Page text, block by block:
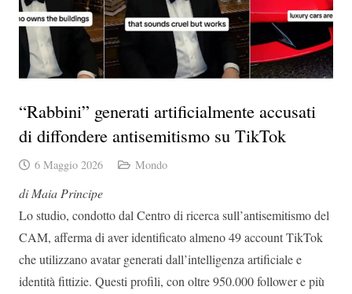
“Rabbini” generati artificialmente accusati
di diffondere antisemitismo su TikTok
6 Maggio 2026 Mondo
di Maia Principe
Lo studio, condotto dal Centro di ricerca sull’antisemitismo del
CAM, afferma di aver identificato almeno 49 account TikTok
che utilizzano avatar generati dall’intelligenza artificiale e
identità fittizie. Questi profili, con oltre 950.000 follower e più